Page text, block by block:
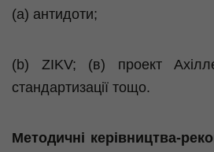
(а) антидоти;
(b) ZIKV; (в) проект
стандартизації тощо.
Методичні керівництва-